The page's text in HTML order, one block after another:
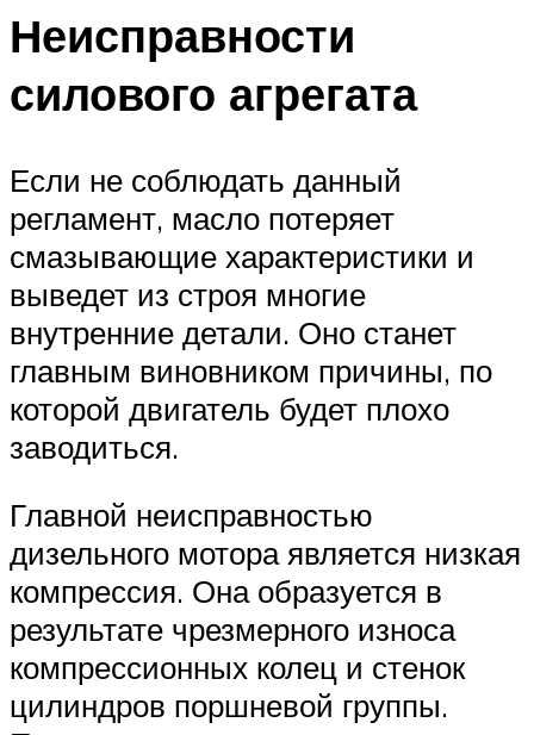
Неисправности
силового агрегата
Если не соблюдать данный
регламент, масло потеряет
смазывающие характеристики и
выведет из строя многие
внутренние детали. Оно станет
главным виновником причины, по
которой двигатель будет плохо
заводиться.
Главной неисправностью
дизельного мотора является низкая
компрессия. Она образуется в
результате чрезмерного износа
компрессионных колец и стенок
цилиндров поршневой группы.